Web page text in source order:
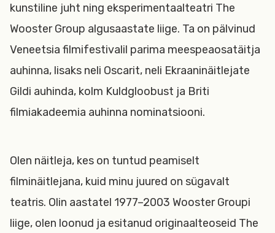
kunstiline juht ning eksperimentaalteatri The
Wooster Group algusaastate liige. Ta on pälvinud
Veneetsia filmifestivalil parima meespeaosatäitja
auhinna, lisaks neli Oscarit, neli Ekraaninäitlejate
Gildi auhinda, kolm Kuldgloobust ja Briti
filmiakadeemia auhinna nominatsiooni.
Olen näitleja, kes on tuntud peamiselt
filminäitlejana, kuid minu juured on sügavalt
teatris. Olin aastatel 1977–2003 Wooster Groupi
liige, olen loonud ja esitanud originaalteoseid The